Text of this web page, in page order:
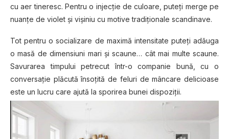
cu aer tineresc. Pentru o injecție de culoare, puteţi merge pe
nuanțe de violet și vişiniu cu motive tradiţionale scandinave.
Tot pentru o socializare de maximă intensitate puteţi adăuga
o masă de dimensiuni mari şi scaune… cât mai multe scaune.
Savurarea timpului petrecut într-o companie bună, cu o
conversaţie plăcută însoţită de feluri de mâncare delicioase
este un lucru care ajută la sporirea bunei dispoziţii.